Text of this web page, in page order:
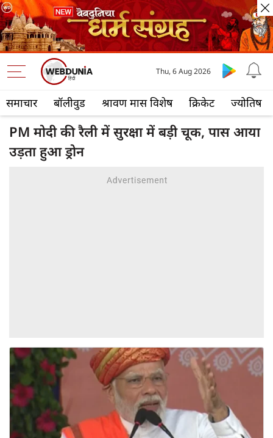
समाचार बॉलीवुड श्रावण मास विशेष क्रिकेट ज्योतिष
Thu, 6 Aug 2026
PM मोदी की रैली में सुरक्षा में बड़ी चूक, पास आया
उड़ता हुआ ड्रोन